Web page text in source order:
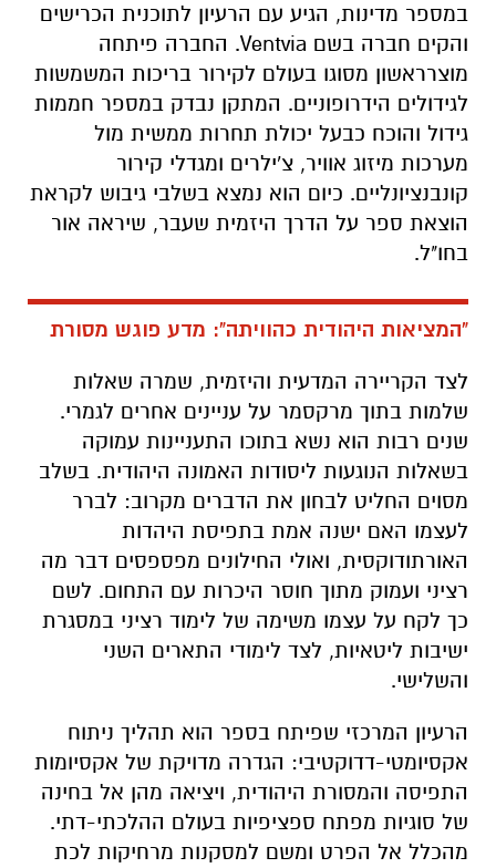
במספר מדינות, הגיע עם הרעיון לתוכנית הכרישים
והקים חברה בשם Ventvia. החברה פיתחה
מוצרראשון מסוגו בעולם לקירור בריכות המשמשות
לגידולים הידרופוניים. המתקן נבדק במספר חממות
גידול והוכח כבעל יכולת תחרות ממשית מול
מערכות מיזוג אוויר, צ'ילרים ומגדלי קירור
קונבנציונליים. כיום הוא נמצא בשלבי גיבוש לקראת
הוצאת ספר על הדרך היזמית שעבר, שיראה אור
בחו"ל.
"המציאות היהודית כהוויתה": מדע פוגש מסורת
לצד הקריירה המדעית והיזמית, שמרה שאלות
שלמות בתוך מרקסמר על עניינים אחרים לגמרי.
שנים רבות הוא נשא בתוכו התעניינות עמוקה
בשאלות הנוגעות ליסודות האמונה היהודית. בשלב
מסוים החליט לבחון את הדברים מקרוב: לברר
לעצמו האם ישנה אמת בתפיסת היהדות
האורתודוקסית, ואולי החילונים מפספסים דבר מה
רציני ועמוק מתוך חוסר היכרות עם התחום. לשם
כך לקח על עצמו משימה של לימוד רציני במסגרת
ישיבות ליטאיות, לצד לימודי התארים השני
והשלישי.
הרעיון המרכזי שפיתח בספר הוא תהליך ניתוח
אקסיומטי-דדוקטיבי: הגדרה מדויקת של אקסיומות
התפיסה והמסורת היהודית, ויציאה מהן אל בחינה
של סוגיות מפתח ספציפיות בעולם ההלכתי-דתי.
מהכלל אל הפרט ומשם למסקנות מרחיקות לכת